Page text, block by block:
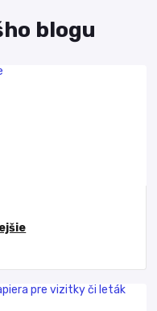
blogu